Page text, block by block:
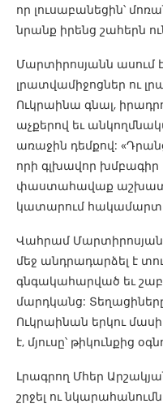
որ լուսաբանեցին՝
նրանք իրենց շահերն
Մարտիրոսյանն ասում
լրատվամիջոցներ ու
Ուկրաինա գնալ,
աչքերով եւ
առաջին դեմքով:
որի գլխավոր խմբագիր
փաստահավաք
կատարում
Վահրամ
մեջ անդրադարձել է
գնգակահարված եւ
մարդկանց:
Ուկրաինան երկու
է, մյուսը՝ թիկունքից
Լրագրող Մհեր
շրջել ու